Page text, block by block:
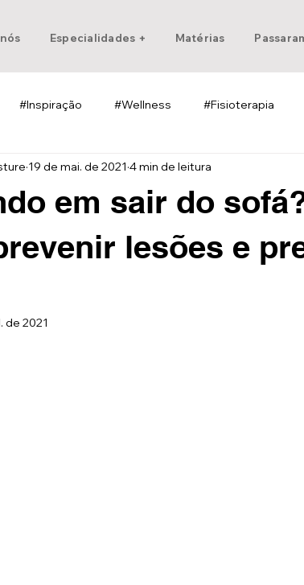
Especialidades + Matérias
#Inspiração #Wellness #Fisioterapia
em sair do
lesões e
19 de mai. de 2021 4 min de leitura
de 2021